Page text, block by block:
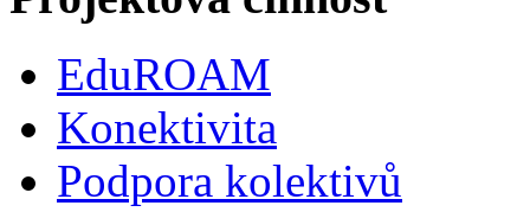
EduROAM
Konektivita
Podpora kolektivů